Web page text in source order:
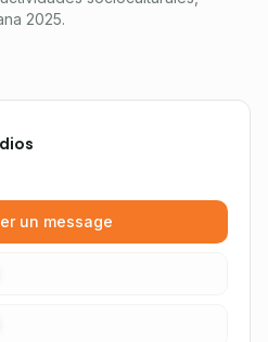
2025.
un message